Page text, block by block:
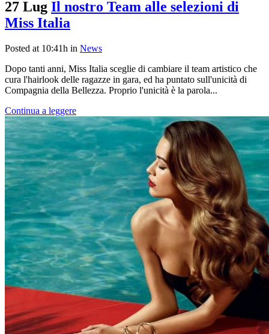
27 Lug Il nostro Team alle selezioni di
Miss Italia
Posted at 10:41h in News
Dopo tanti anni, Miss Italia sceglie di cambiare il team artistico che
cura l'hairlook delle ragazze in gara, ed ha puntato sull'unicità di
Compagnia della Bellezza. Proprio l'unicità è la parola...
Continua a leggere